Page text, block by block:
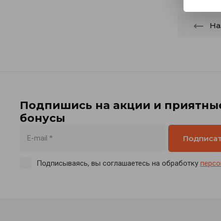
Подпишись на акции и
бонусы
Подписываясь, вы соглашаетесь на обработку